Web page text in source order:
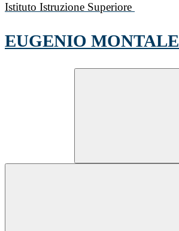
Istituto Istruzione Superiore
EUGENIO MONTALE